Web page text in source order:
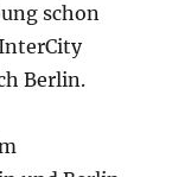
schon
Berlin.